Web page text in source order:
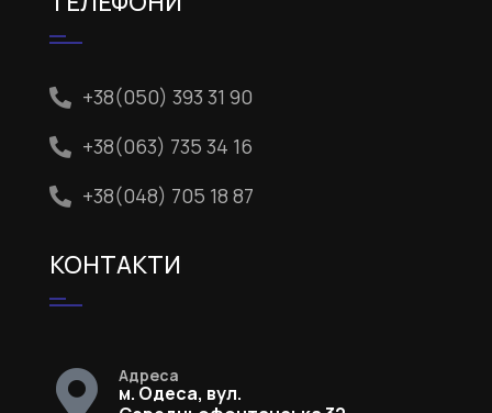
+38(050) 393 31 90
+38(063) 735 34 16
+38(048) 705 18 87
КОНТАКТИ
Адреса
м. Одеса, вул.